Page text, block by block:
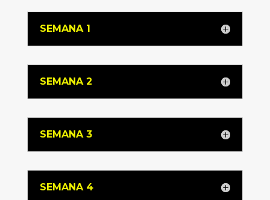
SEMANA 1
SEMANA 2
SEMANA 3
SEMANA 4